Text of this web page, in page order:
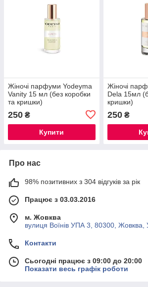
Жіночі парфуми Yodeyma
Vanity 15 мл (без коробки
та кришки)
250 ₴
Купити
Жіночі
Dela 15мл
кришки)
250₴
Про нас
98% позитивних з 304 відгуків за рік
Працює з 03.03.2016
м. Жовква
вулиця Воїнів УПА 3, 80300, Жовква,
Контакти
Сьогодні працює з 09:00 до 20:00
Показати весь графік роботи